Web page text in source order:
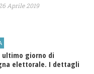
Aprile 2019
ultimo giorno di
elettorale. I dettagli